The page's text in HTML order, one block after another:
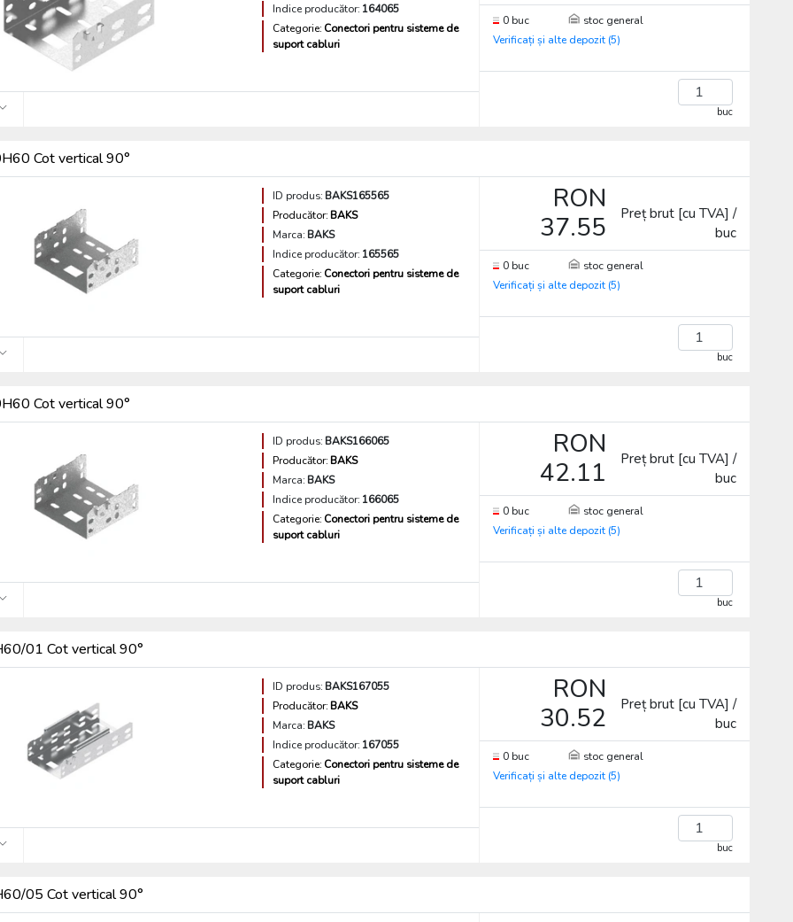
Indice producător: 164065
Categorie: Conectori pentru sisteme de
suport cabluri
0 buc
stoc general
Verificați și alte depozit (5)
buc
Cot vertical 90°
ID produs: BAKS165565
Producător: BAKS
Marca: BAKS
Indice producător: 165565
Categorie: Conectori pentru sisteme de
suport cabluri
RON
37.55
Preț brut [cu TVA] /
buc
0 buc
stoc general
Verificați și alte depozit (5)
buc
Cot vertical 90°
ID produs: BAKS166065
Producător: BAKS
Marca: BAKS
Indice producător: 166065
Categorie: Conectori pentru sisteme de
suport cabluri
RON
42.11
Preț brut [cu TVA] /
buc
0 buc
stoc general
Verificați și alte depozit (5)
buc
01 Cot vertical 90°
ID produs: BAKS167055
Producător: BAKS
Marca: BAKS
Indice producător: 167055
Categorie: Conectori pentru sisteme de
suport cabluri
RON
30.52
Preț brut [cu TVA] /
buc
0 buc
stoc general
Verificați și alte depozit (5)
buc
05 Cot vertical 90°